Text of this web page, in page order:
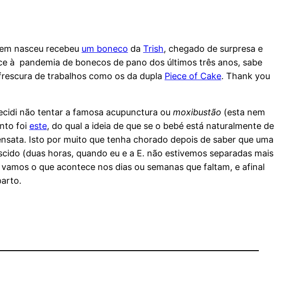
nasceu recebeu um boneco da Trish, chegado de surpresa e
à pandemia de bonecos de pano dos últimos três anos, sabe
de trabalhos como os da dupla Piece of Cake. Thank you
não tentar a famosa acupunctura ou moxibustão (esta nem
foi este, do qual a ideia de que se o bebé está naturalmente de
Isto por muito que tenha chorado depois de saber que uma
(duas horas, quando eu e a E. não estivemos separadas mais
o que acontece nos dias ou semanas que faltam, e afinal